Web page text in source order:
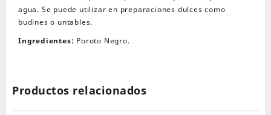
agua. Se puede utilizar en preparaciones dulces como
budines o untables.
Ingredientes: Poroto Negro.
Productos relacionados